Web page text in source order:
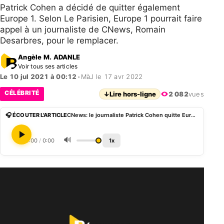
Patrick Cohen a décidé de quitter également
Europe 1. Selon Le Parisien, Europe 1 pourrait faire
appel à un journaliste de CNews, Romain
Desarbres, pour le remplacer.
Angèle M. ADANLE
Voir tous ses articles
Le 10 jul 2021 à 00:12 • MàJ le 17 avr 2022
CÉLÉBRITÉ ↓Lire hors-ligne 2 082vues
🎧 ÉCOUTER L'ARTICLE CNews: le journaliste Patrick Cohen quitte Europe 1, Romain Desarbres annoncé
0:00 / 0:00 🔊 1x